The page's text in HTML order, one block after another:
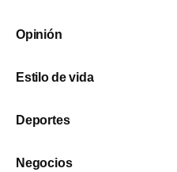
Opinión
Estilo de vida
Deportes
Negocios